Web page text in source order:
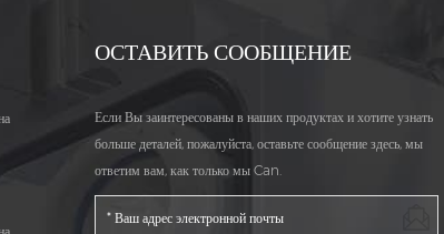
ОСТАВИТЬ СООБЩЕНИЕ
Если Вы заинтересованы в наших продуктах и хотите узнать
больше деталей, пожалуйста, оставьте сообщение здесь, мы
ответим вам, как только мы Can.